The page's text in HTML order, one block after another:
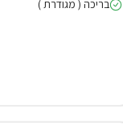
בריכה ( מגודרת )